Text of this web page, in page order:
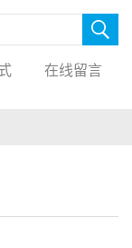
在线留言